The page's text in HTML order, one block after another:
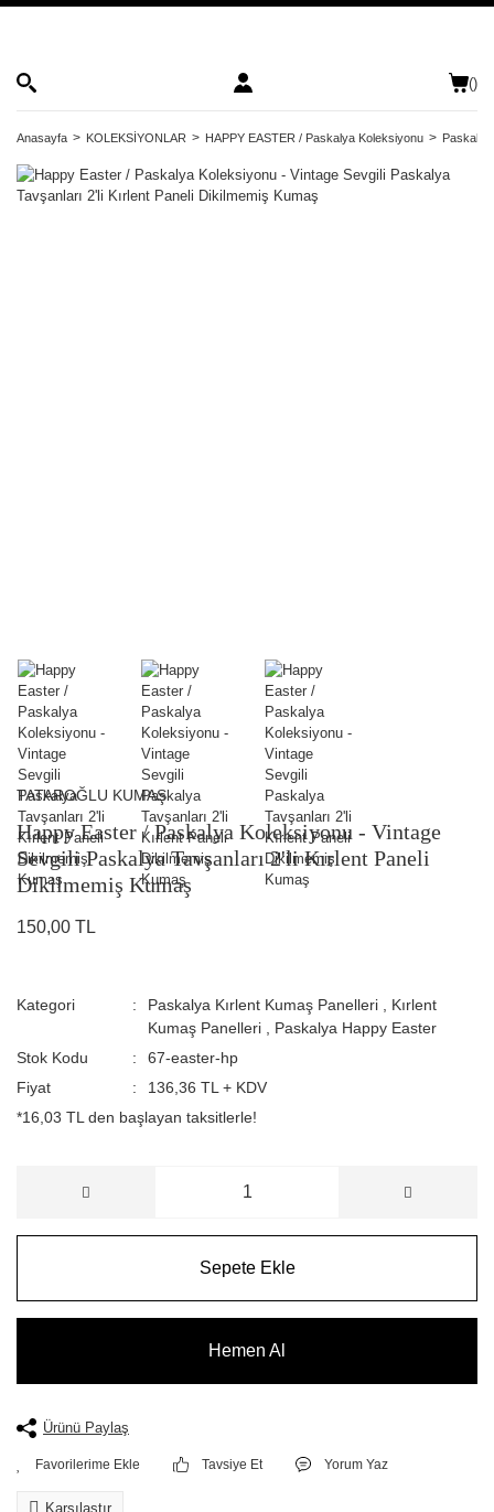
()
Anasayfa KOLEKSİYONLAR HAPPY EASTER / Paskalya Koleksiyonu Paskalya
TATAROĞLU KUMAŞ
Happy Easter / Paskalya Koleksiyonu - Vintage
Sevgili Paskalya Tavşanları 2'li Kırlent Paneli
Dikilmemiş Kumaş
150,00 TL
Kategori Paskalya Kırlent Kumaş Panelleri
Kırlent
Kumaş Panelleri
Paskalya Happy Easter
Stok Kodu
67-easter-hp
Fiyat
136,36 TL + KDV
*16,03 TL den başlayan taksitlerle!
Sepete Ekle
Hemen Al
Ürünü Paylaş
Tavsiye Et Yorum Yaz
Karşılaştır